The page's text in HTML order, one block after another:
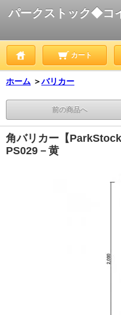
パークストック◆コ
カート
ホーム ＞バリカー
前の商品へ
角バリカー【
PS029－黄